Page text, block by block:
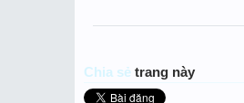
Chia sẻ trang này